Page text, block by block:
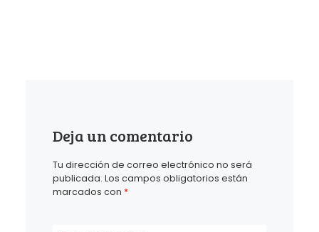
Deja un comentario
Tu dirección de correo electrónico no será
publicada. Los campos obligatorios están
marcados con *